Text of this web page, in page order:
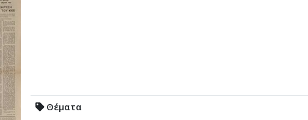
Θέματα